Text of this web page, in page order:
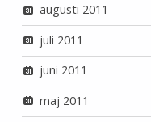
augusti 2011
juli 2011
juni 2011
maj 2011